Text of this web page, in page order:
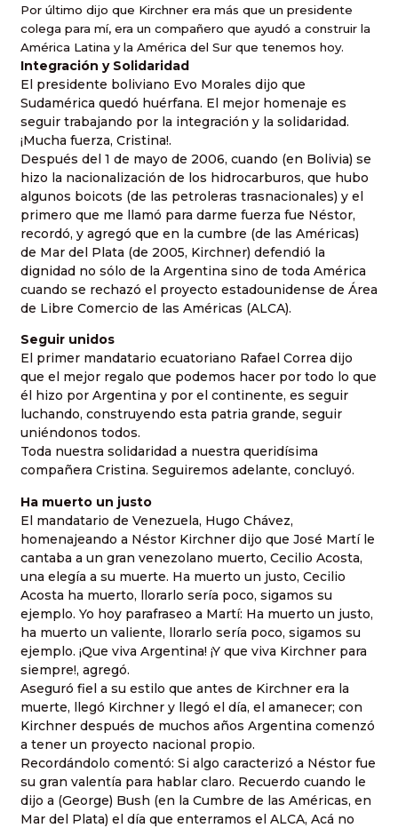
Por último dijo que Kirchner era más que un presidente
colega para mí, era un compañero que ayudó a construir la
América Latina y la América del Sur que tenemos hoy.
Integración y Solidaridad
El presidente boliviano Evo Morales dijo que
Sudamérica quedó huérfana. El mejor homenaje es
seguir trabajando por la integración y la solidaridad.
¡Mucha fuerza, Cristina!.
Después del 1 de mayo de 2006, cuando (en Bolivia) se
hizo la nacionalización de los hidrocarburos, que hubo
algunos boicots (de las petroleras trasnacionales) y el
primero que me llamó para darme fuerza fue Néstor,
recordó, y agregó que en la cumbre (de las Américas)
de Mar del Plata (de 2005, Kirchner) defendió la
dignidad no sólo de la Argentina sino de toda América
cuando se rechazó el proyecto estadounidense de Área
de Libre Comercio de las Américas (ALCA).
Seguir unidos
El primer mandatario ecuatoriano Rafael Correa dijo
que el mejor regalo que podemos hacer por todo lo que
él hizo por Argentina y por el continente, es seguir
luchando, construyendo esta patria grande, seguir
uniéndonos todos.
Toda nuestra solidaridad a nuestra queridísima
compañera Cristina. Seguiremos adelante, concluyó.
Ha muerto un justo
El mandatario de Venezuela, Hugo Chávez,
homenajeando a Néstor Kirchner dijo que José Martí le
cantaba a un gran venezolano muerto, Cecilio Acosta,
una elegía a su muerte. Ha muerto un justo, Cecilio
Acosta ha muerto, llorarlo sería poco, sigamos su
ejemplo. Yo hoy parafraseo a Martí: Ha muerto un justo,
ha muerto un valiente, llorarlo sería poco, sigamos su
ejemplo. ¡Que viva Argentina! ¡Y que viva Kirchner para
siempre!, agregó.
Aseguró fiel a su estilo que antes de Kirchner era la
muerte, llegó Kirchner y llegó el día, el amanecer; con
Kirchner después de muchos años Argentina comenzó
a tener un proyecto nacional propio.
Recordándolo comentó: Si algo caracterizó a Néstor fue
su gran valentía para hablar claro. Recuerdo cuando le
dijo a (George) Bush (en la Cumbre de las Américas, en
Mar del Plata) el día que enterramos el ALCA, Acá no